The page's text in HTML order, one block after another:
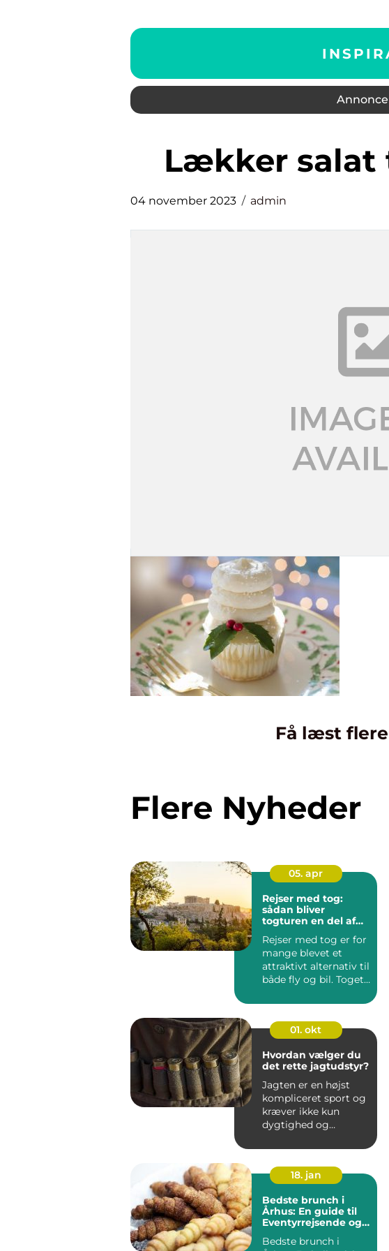
lækker salat
04 november 2023 admin
Få læst
Flere Nyheder
05. apr
Rejser med tog:
sådan bliver
togturen en del af
Rejser med tog er for
mange blevet et
attraktivt alternativ til
både fly og bil. Toget
01. okt
Hvordan vælger du
det rette jagtudstyr?
Jagten er en højst
kompliceret sport og
kræver ikke kun
dygtighed og
18. jan
Bedste brunch i
Århus: En guide til
Eventyrrejsende og
Bedste brunch i